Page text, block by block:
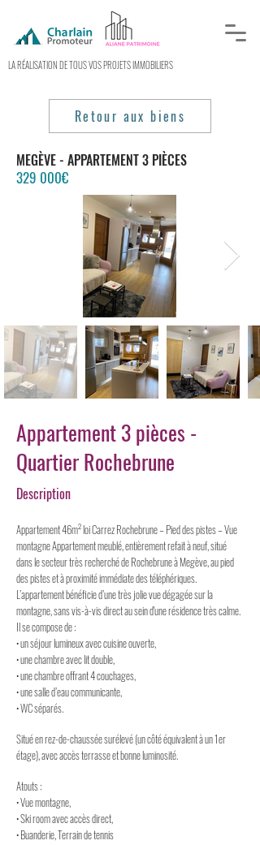
LA RÉALISATION DE TOUS VOS PROJETS IMMOBILIERS
Retour aux biens
MEGÈVE - APPARTEMENT 3 PIÈCES
329 000€
Appartement 3 pièces -
Quartier Rochebrune
Description
Appartement 46m² loi Carrez Rochebrune – Pied des pistes – Vue
montagne Appartement meublé, entièrement refait à neuf, situé
dans le secteur très recherché de Rochebrune à Megève, au pied
des pistes et à proximité immédiate des téléphériques.
L’appartement bénéficie d’une très jolie vue dégagée sur la
montagne, sans vis-à-vis direct au sein d'une résidence très calme.
Il se compose de :
• un séjour lumineux avec cuisine ouverte,
• une chambre avec lit double,
• une chambre offrant 4 couchages,
• une salle d’eau communicante,
• WC séparés.
Situé en rez-de-chaussée surélevé (un côté équivalent à un 1er
étage), avec accès terrasse et bonne luminosité.
Atouts :
• Vue montagne,
• Ski room avec accès direct,
• Buanderie, Terrain de tennis